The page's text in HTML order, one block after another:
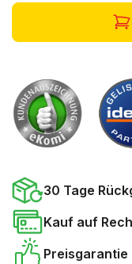
30 Tage
Kauf auf
Preisgarantie